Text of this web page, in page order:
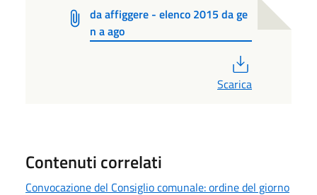
da affiggere - elenco 2015 da ge
n a ago
Scarica
Contenuti correlati
Convocazione del Consiglio comunale: ordine del giorno